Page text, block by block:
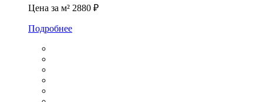
Цена за м² 2880 ₽
Подробнее